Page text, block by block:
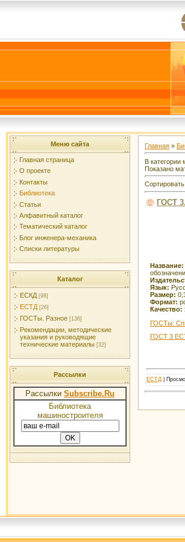
Меню сайта
Главная страница
О проекте
Контакты
Библиотека
Статьи
Алфавитный каталог
Тематический каталог
Блог инженера-механика
Списки литературы
Каталог
ЕСКД [98]
ЕСТД [26]
ГОСТы. Разное [136]
Рекомендации, методические
указания и руководящие
технические материалы [32]
Рассылки
Рассылки Subscribe.Ru
Библиотека
машиностроителя
Главная »
В категории
Показано
ГОСТ
Название:
Язык:
Размер:
Формат:
Качество:
ГОСТы:
ГОСТ 3
ЕСТД |